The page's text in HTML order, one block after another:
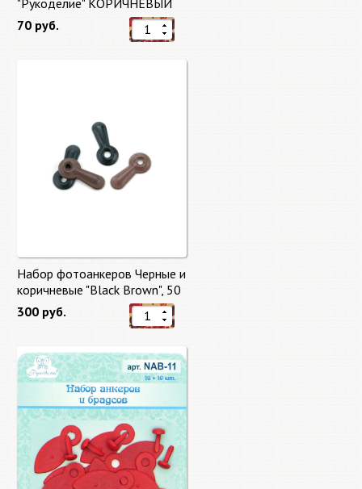
"Рукоделие" КОРИЧНЕВЫЙ
70 руб.
Набор фотоанкеров Черные и
коричневые "Black Brown", 50
штук
300 руб.